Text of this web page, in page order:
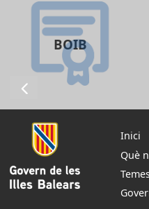
BOIB
Inici
Què